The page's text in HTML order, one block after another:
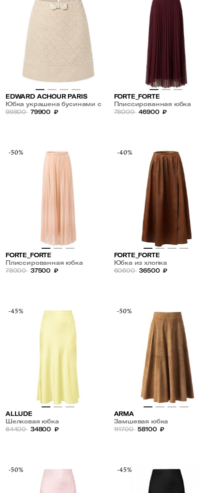
EDWARD ACHOUR PARIS
Юбка украшена бусинами с
пайетками
99800 79900 ₽
FORTE_FORTE
Плиссированная юбка
78000 46900 ₽
-50%
FORTE_FORTE
Плиссированная юбка
78000 37500 ₽
-40%
FORTE_FORTE
Юбка из хлопка
60600 36500 ₽
-45%
ALLUDE
Шелковая юбка
64400 34800 ₽
-50%
ARMA
Замшевая юбка
111700 58100 ₽
-50% -45%